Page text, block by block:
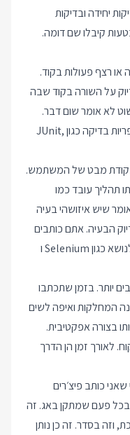
יחידה ובדיקות
קיבלו שם דומה.
או רצף פעולות בקוד.
על השורה בקוד שבה
לא אומר שום דבר.
בדיקות יחידה נכתבות כקוד באמצעות ספריות בדיקה כגון JUnit,
מבט של המשתמש.
תהליך עובד כמו
שיש איזושהי בעיה
הבעיה. אתם כותבים
בדיקות מערכת באמצעות כלים ייעודיים לנושא כגון Selenium ו
יותר. בזמן שתכתבו
המחלקות ואיפה לשים
בצורה אפקטיבית.
לאורך זמן הן הדרך
כותב פיצ׳רים
פעם שמתקן באג. זה
של 100% מהמערכת, וזה בסדר. זה כן נותן